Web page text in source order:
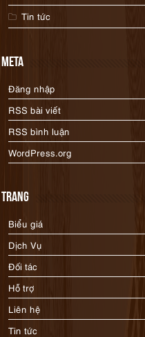
Tin tức
Meta
Đăng nhập
RSS bài viết
RSS bình luận
WordPress.org
Trang
Biểu giá
Dịch Vụ
Đối tác
Hỗ trợ
Liên hệ
Tin tức